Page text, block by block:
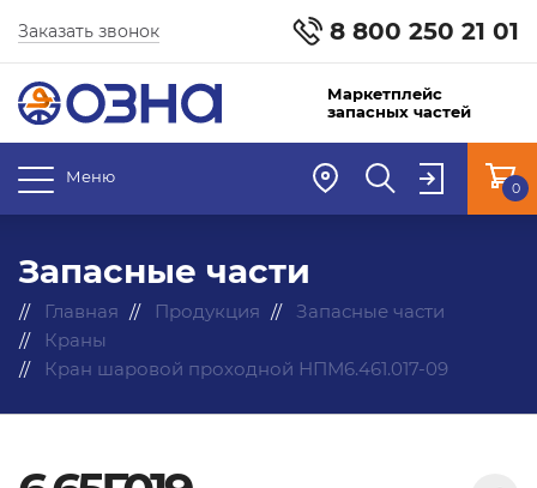
8 800 250 21 01
Заказать звонок
Маркетплейс
запасных частей
Меню
0
Запасные части
Главная Продукция
Запасные части
Краны
Кран шаровой проходной НПМ6.461.017-09